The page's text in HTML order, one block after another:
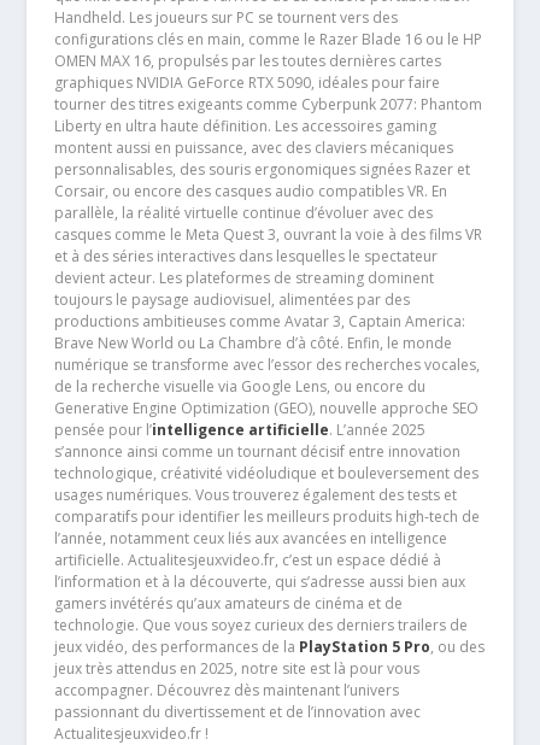
Handheld. Les joueurs sur PC se tournent vers des
configurations clés en main, comme le Razer Blade 16 ou le HP
OMEN MAX 16, propulsés par les toutes dernières cartes
graphiques NVIDIA GeForce RTX 5090, idéales pour faire
tourner des titres exigeants comme Cyberpunk 2077: Phantom
Liberty en ultra haute définition. Les accessoires gaming
montent aussi en puissance, avec des claviers mécaniques
personnalisables, des souris ergonomiques signées Razer et
Corsair, ou encore des casques audio compatibles VR. En
parallèle, la réalité virtuelle continue d’évoluer avec des
casques comme le Meta Quest 3, ouvrant la voie à des films VR
et à des séries interactives dans lesquelles le spectateur
devient acteur. Les plateformes de streaming dominent
toujours le paysage audiovisuel, alimentées par des
productions ambitieuses comme Avatar 3, Captain America:
Brave New World ou La Chambre d’à côté. Enfin, le monde
numérique se transforme avec l’essor des recherches vocales,
de la recherche visuelle via Google Lens, ou encore du
Generative Engine Optimization (GEO), nouvelle approche SEO
pensée pour l’intelligence artificielle. L’année 2025
s’annonce ainsi comme un tournant décisif entre innovation
technologique, créativité vidéoludique et bouleversement des
usages numériques. Vous trouverez également des tests et
comparatifs pour identifier les meilleurs produits high-tech de
l’année, notamment ceux liés aux avancées en intelligence
artificielle. Actualitesjeuxvideo.fr, c’est un espace dédié à
l’information et à la découverte, qui s’adresse aussi bien aux
gamers invétérés qu’aux amateurs de cinéma et de
technologie. Que vous soyez curieux des derniers trailers de
jeux vidéo, des performances de la PlayStation 5 Pro, ou des
jeux très attendus en 2025, notre site est là pour vous
accompagner. Découvrez dès maintenant l’univers
passionnant du divertissement et de l’innovation avec
Actualitesjeuxvideo.fr !